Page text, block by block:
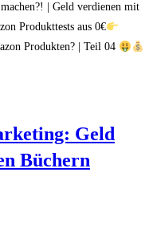
| Geld verdienen mit
Produkttests aus 0€
Produkten? | Teil 04
Geld
Büchern